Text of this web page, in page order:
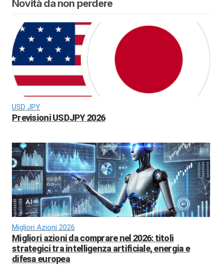
Novità da non perdere
USD JPY
Previsioni USDJPY 2026
Migliori Azioni 2026
Migliori azioni da comprare nel 2026: titoli
strategici tra intelligenza artificiale, energia e
difesa europea